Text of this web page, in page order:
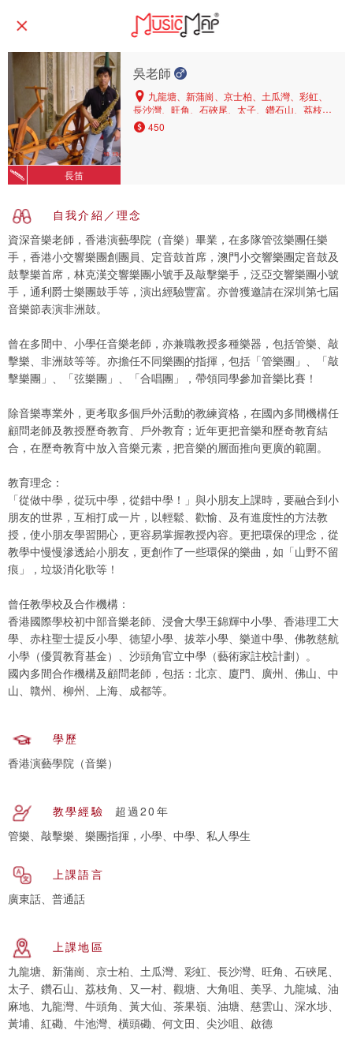
長笛
吳老師
九龍塘、新蒲崗、京士柏、土瓜灣、彩虹、
長沙灣、旺角、石硤尾、太子、鑽石山、荔枝
角、又一村、觀塘、大角咀、美孚、九龍城、油
麻地、九龍灣、牛頭角、黃大仙、茶果嶺、油
450
自我介紹／理念
資深音樂老師，香港演藝學院（音樂）畢業，在多隊管弦樂團任樂
手，香港小交響樂團創團員、定音鼓首席，澳門小交響樂團定音鼓及
鼓擊樂首席，林克漢交響樂團小號手及敲擊樂手，泛亞交響樂團小號
手，通利爵士樂團鼓手等，演出經驗豐富。亦曾獲邀請在深圳第七屆
音樂節表演非洲鼓。
曾在多間中、小學任音樂老師，亦兼職教授多種樂器，包括管樂、敲
擊樂、非洲鼓等等。亦擔任不同樂團的指揮，包括「管樂團」、「敲
擊樂團」、「弦樂團」、「合唱團」，帶領同學參加音樂比賽！
除音樂專業外，更考取多個戶外活動的教練資格，在國內多間機構任
顧問老師及教授歷奇教育、戶外教育；近年更把音樂和歷奇教育結
合，在歷奇教育中放入音樂元素，把音樂的層面推向更廣的範圍。
教育理念：
「從做中學，從玩中學，從錯中學！」與小朋友上課時，要融合到小
朋友的世界，互相打成一片，以輕鬆、歡愉、及有進度性的方法教
授，使小朋友學習開心，更容易掌握教授內容。更把環保的理念，從
教學中慢慢滲透給小朋友，更創作了一些環保的樂曲，如「山野不留
痕」，垃圾消化歌等！
曾任教學校及合作機構：
香港國際學校初中部音樂老師、浸會大學王錦輝中小學、香港理工大
學、赤柱聖士提反小學、德望小學、拔萃小學、樂道中學、佛教慈航
小學（優質教育基金）、沙頭角官立中學（藝術家註校計劃）。
國內多間合作機構及顧問老師，包括：北京、廈門、廣州、佛山、中
學歷
香港演藝學院（音樂）
教學經驗
超過20年
管樂、敲擊樂、樂團指揮，小學、中學、私人學生
上課語言
廣東話、普通話
上課地區
九龍塘、新蒲崗、京士柏、土瓜灣、彩虹、長沙灣、旺角、石硤尾、
太子、鑽石山、荔枝角、又一村、觀塘、大角咀、美孚、九龍城、油
麻地、九龍灣、牛頭角、黃大仙、茶果嶺、油塘、慈雲山、深水埗、
黃埔、紅磡、牛池灣、橫頭磡、何文田、尖沙咀、啟德